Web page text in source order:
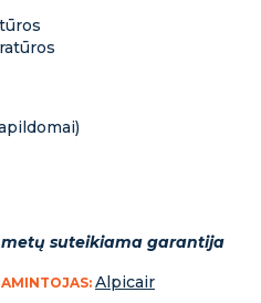
suteikiama garantija
Alpicair